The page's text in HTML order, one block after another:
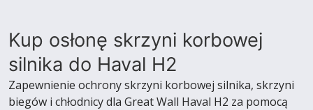
Kup osłonę skrzyni korbowej
silnika do Haval H2
Zapewnienie ochrony skrzyni korbowej silnika, skrzyni
biegów i chłodnicy dla Great Wall Haval H2 za pomocą